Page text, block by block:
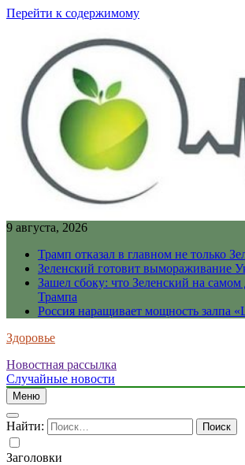
Перейти к содержимому
9 августа, 2026
Трамп отказал в главном не только
Зеленский готовит вымораживание
Зашел сбоку: что Зеленский на самом
Трампа
Россия наращивает мощность залпа
Здоровье
Новостная рассылка
Случайные новости
Меню
Найти:
Заголовки